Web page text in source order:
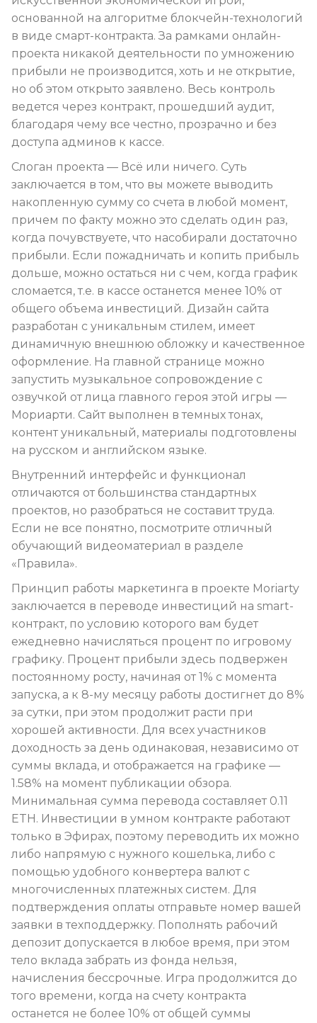
основанной на алгоритме блокчейн-технологий
в виде смарт-контракта. За рамками онлайн-
проекта никакой деятельности по умножению
прибыли не производится, хоть и не открытие,
но об этом открыто заявлено. Весь контроль
ведется через контракт, прошедший аудит,
благодаря чему все честно, прозрачно и без
доступа админов к кассе.
Слоган проекта — Всё или ничего. Суть
заключается в том, что вы можете выводить
накопленную сумму со счета в любой момент,
причем по факту можно это сделать один раз,
когда почувствуете, что насобирали достаточно
прибыли. Если пожадничать и копить прибыль
дольше, можно остаться ни с чем, когда график
сломается, т.е. в кассе останется менее 10% от
общего объема инвестиций. Дизайн сайта
разработан с уникальным стилем, имеет
динамичную внешнюю обложку и качественное
оформление. На главной странице можно
запустить музыкальное сопровождение с
озвучкой от лица главного героя этой игры —
Мориарти. Сайт выполнен в темных тонах,
контент уникальный, материалы подготовлены
на русском и английском языке.
Внутренний интерфейс и функционал
отличаются от большинства стандартных
проектов, но разобраться не составит труда.
Если не все понятно, посмотрите отличный
обучающий видеоматериал в разделе
«Правила».
Принцип работы маркетинга в проекте Moriarty
заключается в переводе инвестиций на smart-
контракт, по условию которого вам будет
ежедневно начисляться процент по игровому
графику. Процент прибыли здесь подвержен
постоянному росту, начиная от 1% с момента
запуска, а к 8-му месяцу работы достигнет до 8%
за сутки, при этом продолжит расти при
хорошей активности. Для всех участников
доходность за день одинаковая, независимо от
суммы вклада, и отображается на графике —
1.58% на момент публикации обзора.
Минимальная сумма перевода составляет 0.11
ETH. Инвестиции в умном контракте работают
только в Эфирах, поэтому переводить их можно
либо напрямую с нужного кошелька, либо с
помощью удобного конвертера валют с
многочисленных платежных систем. Для
подтверждения оплаты отправьте номер вашей
заявки в техподдержку. Пополнять рабочий
депозит допускается в любое время, при этом
тело вклада забрать из фонда нельзя,
начисления бессрочные. Игра продолжится до
того времени, когда на счету контракта
останется не более 10% от общей суммы